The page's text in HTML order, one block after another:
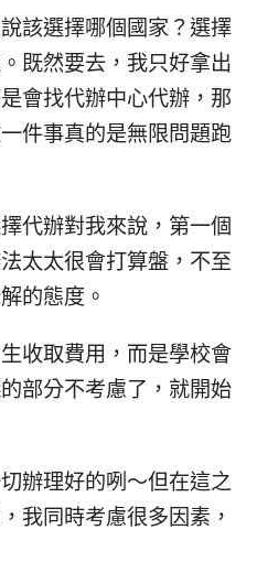
該選擇哪個國家？選擇
既然要去，我只好拿出
會找代辦中心代辦，那
件事真的是無限問題跑
代辦對我來說，第一個
太太很會打算盤，不至
的態度。
收取費用，而是學校會
部分不考慮了，就開始
辦理好的咧～但在這之
我同時考慮很多因素，